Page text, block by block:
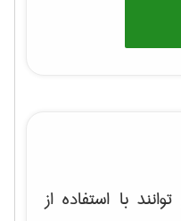
با استفاده از